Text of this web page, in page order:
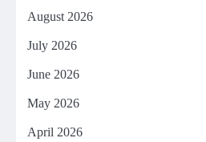
August 2026
July 2026
June 2026
May 2026
April 2026